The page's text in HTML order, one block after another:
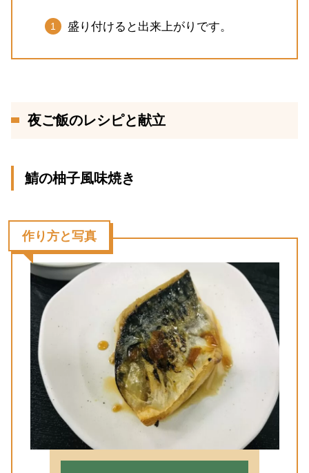
盛り付けると出来上がりです。
夜ご飯のレシピと献立
鯖の柚子風味焼き
作り方と写真